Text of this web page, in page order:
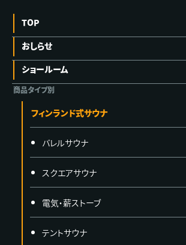
TOP
おしらせ
ショールーム
商品タイプ別
フィンランド式サウナ
バレルサウナ
スクエアサウナ
電気・薪ストーブ
テントサウナ